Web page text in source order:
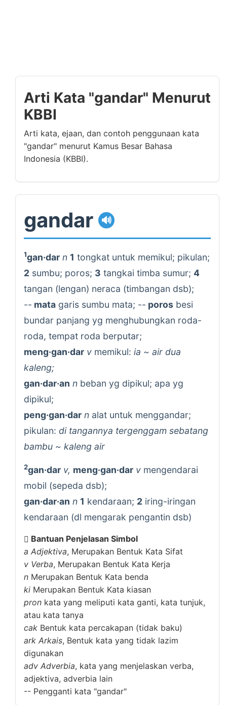
Arti Kata "gandar" Menurut
KBBI
Arti kata, ejaan, dan contoh penggunaan kata
"gandar" menurut Kamus Besar Bahasa
Indonesia (KBBI).
gandar 🔊
1gan·dar n 1 tongkat untuk memikul; pikulan;
2 sumbu; poros; 3 tangkai timba sumur; 4
tangan (lengan) neraca (timbangan dsb);
-- mata garis sumbu mata; -- poros besi
bundar panjang yg menghubungkan roda-
roda, tempat roda berputar;
meng·gan·dar v memikul: ia ~ air dua
kaleng;
gan·dar·an n beban yg dipikul; apa yg
dipikul;
peng·gan·dar n alat untuk menggandar;
pikulan: di tangannya tergenggam sebatang
bambu ~ kaleng air
2gan·dar v, meng·gan·dar v mengendarai
mobil (sepeda dsb);
gan·dar·an n 1 kendaraan; 2 iring-iringan
kendaraan (dl mengarak pengantin dsb)
Bantuan Penjelasan Simbol
a Adjektiva, Merupakan Bentuk Kata Sifat
v Verba, Merupakan Bentuk Kata Kerja
n Merupakan Bentuk Kata benda
ki Merupakan Bentuk Kata kiasan
pron kata yang meliputi kata ganti, kata tunjuk,
atau kata tanya
cak Bentuk kata percakapan (tidak baku)
ark Arkais, Bentuk kata yang tidak lazim
digunakan
adv Adverbia, kata yang menjelaskan verba,
adjektiva, adverbia lain
-- Pengganti kata "gandar"